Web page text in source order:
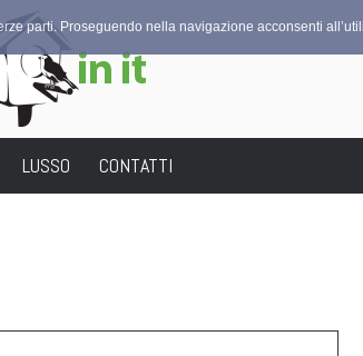
LUSSO CONTATTI
parti. Proseguendo nella navigazione acconsenti